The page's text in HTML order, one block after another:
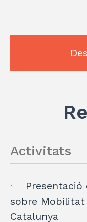
te
r
Activitats
sobre Mobilitat
Catalunya